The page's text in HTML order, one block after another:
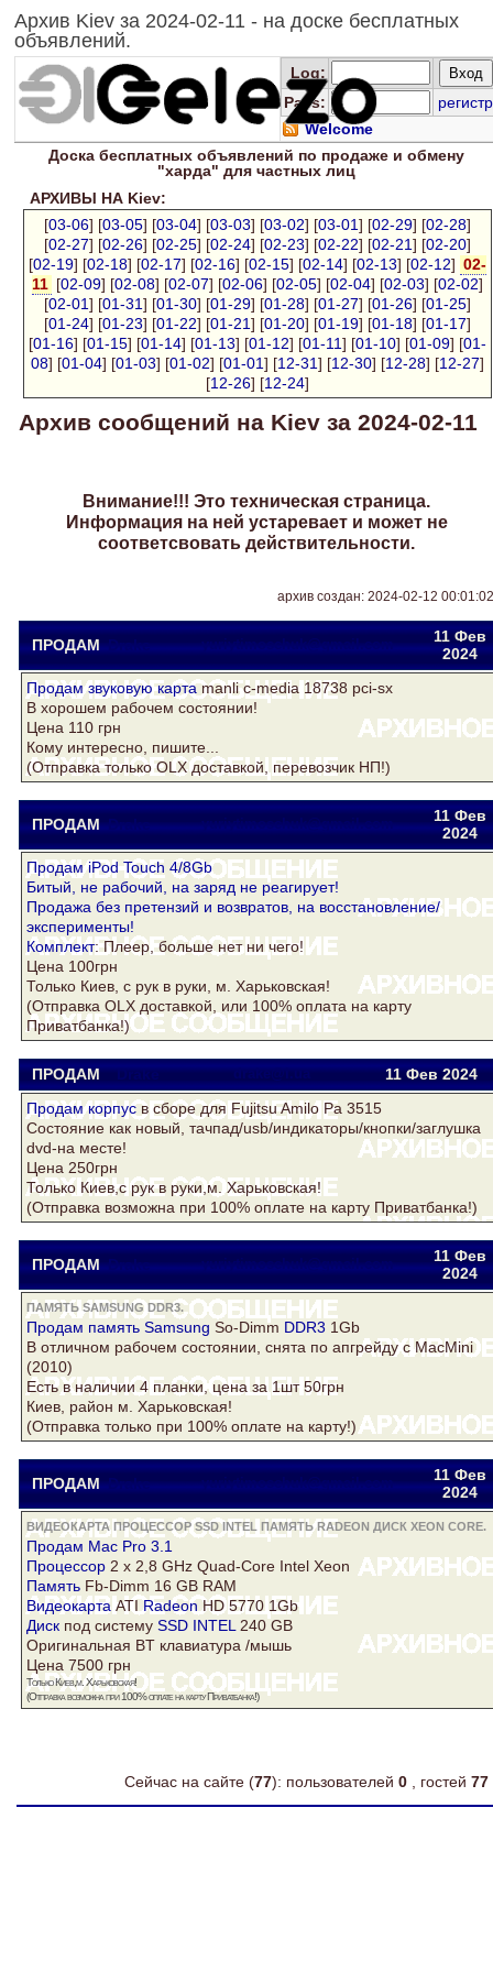
Архив Kiev за 2024-02-11 - на доске бесплатных
объявлений.
Log:
Pass:
регистр
Welcome
Доска бесплатныхобъявлений по продаже и обмену
"харда" для частных лиц
АРХИВЫ НА Kiev:
[03-06] [03-05] [03-04] [03-03] [03-02] [03-01] [02-29] [02-28]
[02-27] [02-26] [02-25] [02-24] [02-23] [02-22] [02-21] [02-20]
[02-19] [02-18] [02-17] [02-16] [02-15] [02-14] [02-13] [02-12] 02-
11 [02-09] [02-08] [02-07] [02-06] [02-05] [02-04] [02-03] [02-02]
[02-01] [01-31] [01-30] [01-29] [01-28] [01-27] [01-26] [01-25]
[01-24] [01-23] [01-22] [01-21] [01-20] [01-19] [01-18] [01-17]
[01-16] [01-15] [01-14] [01-13] [01-12] [01-11] [01-10] [01-09] [01-
08] [01-04] [01-03] [01-02] [01-01] [12-31] [12-30] [12-28] [12-27]
[12-26] [12-24]
Архив сообщений на Kiev за 2024-02-11
Внимание!!! Это техническая страница.
Информация на ней устаревает и может не
соответсвовать действительности.
архив создан: 2024-02-12 00:01:02
ПРОДАМ Drake yuriytimoschuk@gmail.com
11 Фев
2024
Продам звуковуюкартаmanli c-media 18738 pci-sx
В хорошем рабочем состоянии!
Цена 110 грн
Кому интересно, пишите...
(Отправка только OLX доставкой, перевозчик НП!)
ПРОДАМ Drake yuriytimoschuk@gmail.com
11 Фев
2024
Продам iPod Touch 4/8Gb
Битый, не рабочий, на заряд не реагирует!
Продажа без претензий и возвратов, на восстановление/
эксперименты!
Комплект: Плеер, больше нет ни чего!
Цена 100грн
Только Киев, с рук в руки, м. Харьковская!
(Отправка OLX доставкой, или 100% оплата на карту
Приватбанка!)
ПРОДАМ Drake drake@i.ua 11 Фев2024
Продамкорпусв сборе для Fujitsu Amilo Pa 3515
Состояние как новый, тачпад/usb/индикаторы/кнопки/заглушка
dvd-на месте!
Цена 250грн
Только Киев,с рук в руки,м. Харьковская!
(Отправка возможна при 100% оплате на карту Приватбанка!)
ПРОДАМ Drake yuriytimoschuk@gmail.com
11 Фев
2024
ПАМЯТЬ SAMSUNG DDR3.
Продам память Samsung So-Dimm DDR3 1Gb
В отличном рабочем состоянии, снята по апгрейду с MacMini
(2010)
Есть в наличии 4 планки, цена за 1шт 50грн
Киев, район м. Харьковская!
(Отправка только при 100% оплате на карту!)
ПРОДАМ Drake yuriytimoschuk@gmail.com
11 Фев
2024
ВИДЕОКАРТА ПРОЦЕССОР SSD INTEL ПАМЯТЬ RADEON ДИСК XEON CORE.
Продам Mac Pro 3.1
Процессор 2 x 2,8 GHz Quad-Core Intel Xeon
Память Fb-Dimm 16 GB RAM
Видеокарта ATIRadeon HD 5770 1Gb
Диск под систему SSD INTEL 240 GB
Оригинальная BT клавиатура /мышь
Цена 7500 грн
Только Киев,м. Харьковская!
(Отправка возможна при 100% оплате на карту Приватбанка!)
Сейчас на сайте (77): пользователей 0 , гостей 77